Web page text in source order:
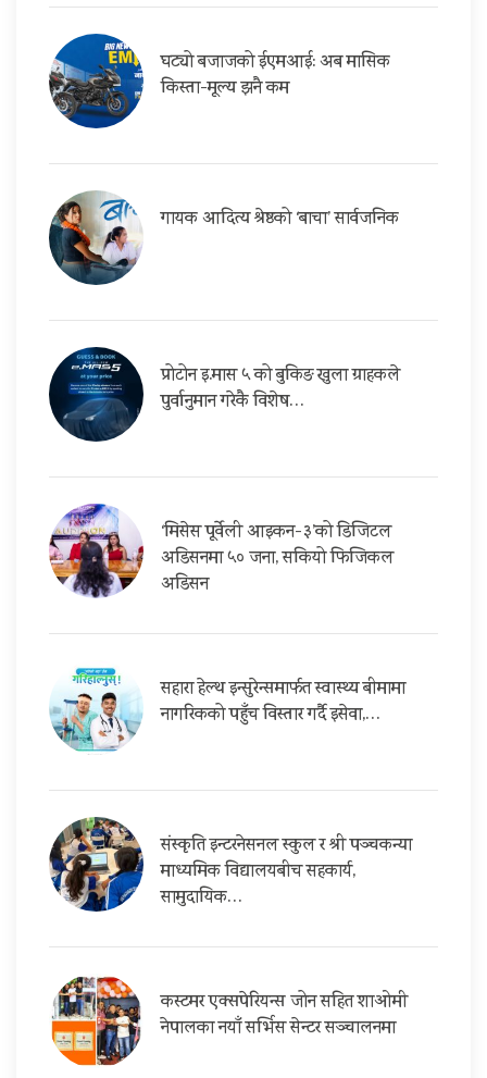
घट्यो बजाजको ईएमआई: अब मासिक
किस्ता-मूल्य झनै कम
गायक आदित्य श्रेष्ठको ‘बाचा’ सार्वजनिक
प्रोटोन इ.मास ५ को बुकिङ खुला ग्राहकले
पुर्वानुमान गरेकै विशेष…
‘मिसेस पूर्वेली आइकन-३’को डिजिटल
अडिसनमा ५० जना, सकियो फिजिकल
अडिसन
सहारा हेल्थ इन्सुरेन्समार्फत स्वास्थ्य बीमामा
नागरिकको पहुँच विस्तार गर्दै इसेवा,…
संस्कृति इन्टरनेसनल स्कुल र श्री पञ्चकन्या
माध्यमिक विद्यालयबीच सहकार्य,
सामुदायिक…
कस्टमर एक्सपेरियन्स जोन सहित शाओमी
नेपालका नयाँ सर्भिस सेन्टर सञ्चालनमा